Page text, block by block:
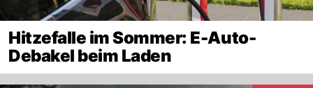
Hitzefalle im Sommer: E-Auto-
Debakel beim Laden